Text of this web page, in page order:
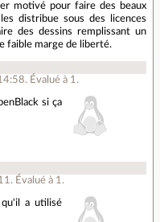
motivé pour faire des beaux
distribue sous des licences
des dessins remplissant un
faible marge de liberté.
. Évalué à 1 .
si ça
. Évalué à 1 .
a utilisé